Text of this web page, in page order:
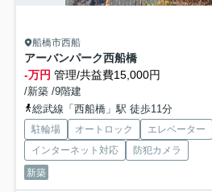
船橋市西船
アーバンパーク西船橋
-万円 管理/共益費15,000円
/新築 /9階建
総武線「西船橋」駅 徒歩11分
駐輪場 オートロック エレベーター
インターネット対応
防犯カメラ
新築